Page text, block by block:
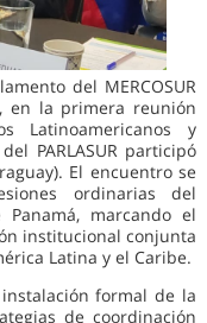
del MERCOSUR
en la primera reunión
Latinoamericanos y
PARLASUR participó
El encuentro se
ordinarias del
marcando el
institucional conjunta
Latina y el Caribe.
formal de la
de coordinación